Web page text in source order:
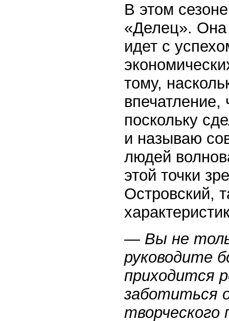
В этом
«Делец». Она
идет с
тому,
поскольку
и называю
людей
этой точки
Островский,
— Вы не
руководите
приходится
заботиться